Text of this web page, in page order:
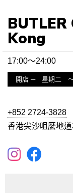
Kong
17:00〜24:00
開店 ─ 星期二
+852 2724-3828
香港尖沙咀麼地